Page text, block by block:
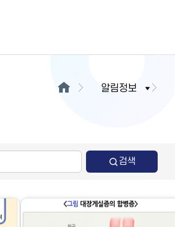
알림정보
검색